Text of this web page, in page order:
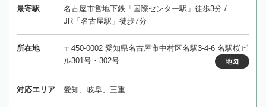
最寄駅
名古屋市営地下鉄「国際センター駅」徒歩3分 /
JR「名古屋駅」徒歩7分
所在地
〒450-0002 愛知県名古屋市中村区名駅3-4-6 名駅桜ビ
ル301号・302号
地図
対応エリア 愛知、岐阜、三重